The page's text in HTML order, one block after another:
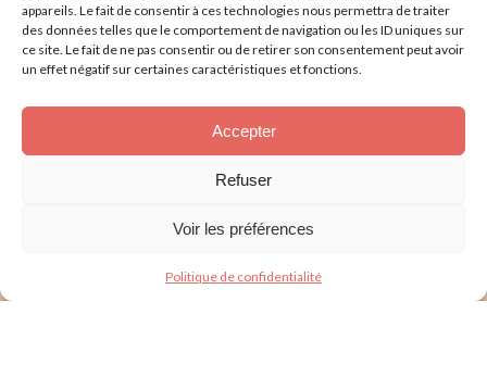
appareils. Le fait de consentir à ces technologies nous permettra de traiter
des données telles que le comportement de navigation ou les ID uniques sur
ce site. Le fait de ne pas consentir ou de retirer son consentement peut avoir
un effet négatif sur certaines caractéristiques et fonctions.
Accepter
Refuser
Voir les préférences
Politique de confidentialité
E-mail* : Souscrire
J'ai lu & j'accepte lapolitique de confidentalité